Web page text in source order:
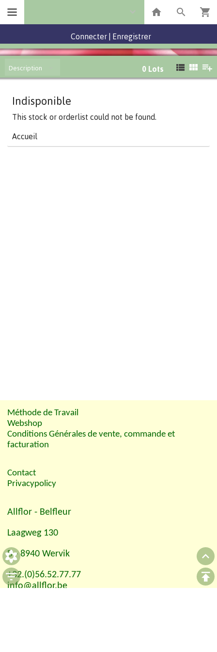
Connecter Enregistrer
Description 0 Lots
Indisponible
This stock or orderlist could not be found.
Accueil
Méthode de Travail
Webshop
Conditions Générales de vente, commande et
facturation
Contact
Privacypolicy
Allflor - Belfleur
Laagweg 130
B - 8940 Wervik
+32.(0)56.52.77.77
info@allflor.be